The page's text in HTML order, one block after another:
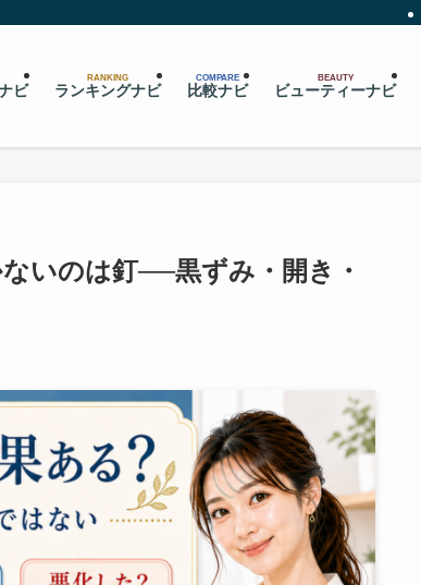
ビ
RANKING
ランキングナビ
COMPARE
比較ナビ
BEAUTY
ビューティーナビ
いのは釘──黒ずみ・開き・